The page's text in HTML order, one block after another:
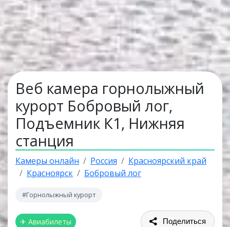
Веб камера горнолыжный
курорт Бобровый лог,
Подъемник К1, Нижняя
станция
Камеры онлайн Россия
Красноярский край
Красноярск
Бобровый лог
#Горнолыжный курорт
✈ Авиабилеты Поделиться